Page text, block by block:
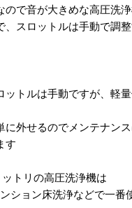
ので音が大きめな高圧洗
、スロットルは手動で調
ットルは手動ですが、軽
せるのでメンテナンス
す
リの高圧洗浄機は
ョン床洗浄などで一番